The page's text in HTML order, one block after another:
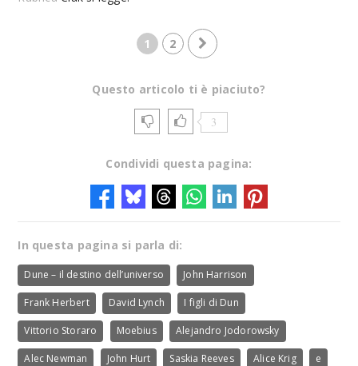
1 2
Questo articolo ti è piaciuto?
3
Condividi questa pagina:
In questa pagina si parla di:
Dune – il destino dell’universo John Harrison
Frank Herbert David Lynch I figli di Dun
Vittorio Storaro Moebius Alejandro Jodorowsky
Alec Newman John Hurt Saskia Reeves Alice Krig e